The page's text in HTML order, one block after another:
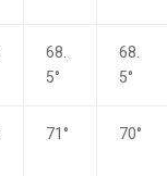
68.
5°
68.
5°
71° 70°